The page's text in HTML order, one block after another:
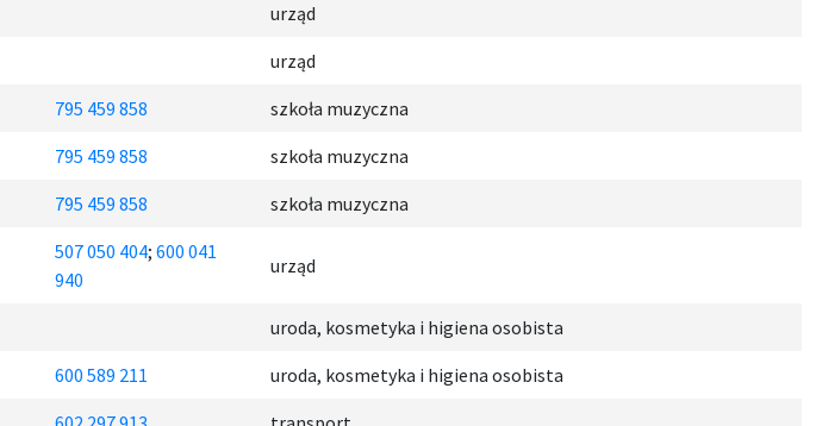
urząd
urząd
795 459 858
szkoła muzyczna
795 459 858
szkoła muzyczna
795 459 858 szkoła muzyczna
507 050 404; 600 041
940
urząd
uroda, kosmetyka i higiena osobista
600 589 211
uroda, kosmetyka i higiena osobista